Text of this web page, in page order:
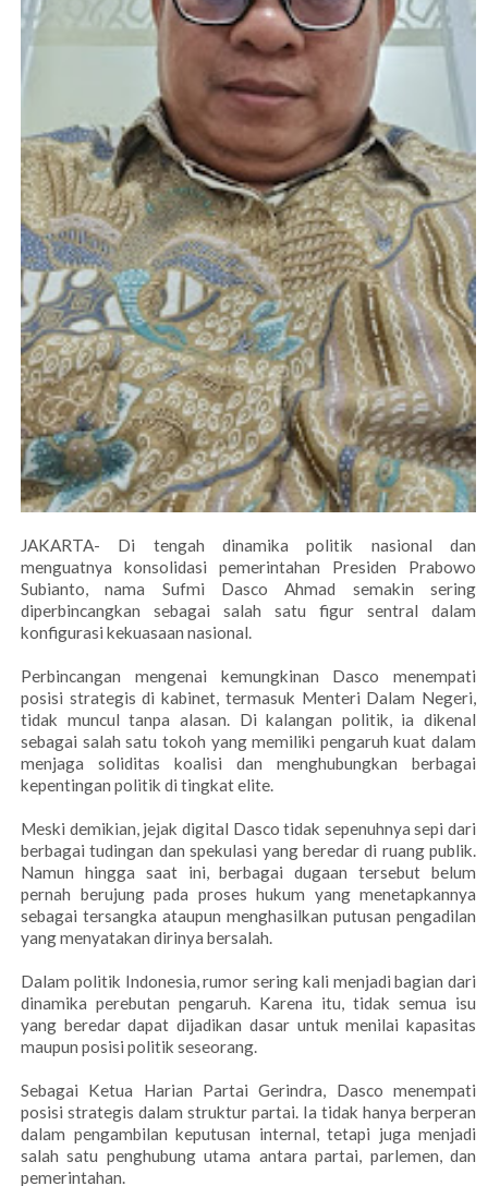
JAKARTA- Di tengah dinamika politik nasional dan
menguatnya konsolidasi pemerintahan Presiden Prabowo
Subianto, nama Sufmi Dasco Ahmad semakin sering
diperbincangkan sebagai salah satu figur sentral dalam
konfigurasi kekuasaan nasional.
Perbincangan mengenai kemungkinan Dasco menempati
posisi strategis di kabinet, termasuk Menteri Dalam Negeri,
tidak muncul tanpa alasan. Di kalangan politik, ia dikenal
sebagai salah satu tokoh yang memiliki pengaruh kuat dalam
menjaga soliditas koalisi dan menghubungkan berbagai
kepentingan politik di tingkat elite.
Meski demikian, jejak digital Dasco tidak sepenuhnya sepi dari
berbagai tudingan dan spekulasi yang beredar di ruang publik.
Namun hingga saat ini, berbagai dugaan tersebut belum
pernah berujung pada proses hukum yang menetapkannya
sebagai tersangka ataupun menghasilkan putusan pengadilan
yang menyatakan dirinya bersalah.
Dalam politik Indonesia, rumor sering kali menjadi bagian dari
dinamika perebutan pengaruh. Karena itu, tidak semua isu
yang beredar dapat dijadikan dasar untuk menilai kapasitas
maupun posisi politik seseorang.
Sebagai Ketua Harian Partai Gerindra, Dasco menempati
posisi strategis dalam struktur partai. Ia tidak hanya berperan
dalam pengambilan keputusan internal, tetapi juga menjadi
salah satu penghubung utama antara partai, parlemen, dan
pemerintahan.